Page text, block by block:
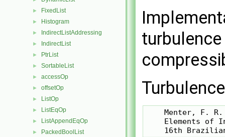
► FixedList
► Histogram
► IndirectListAddressing
► IndirectList
► PtrList
► SortableList
► accessOp
► offsetOp
► ListOp
► ListEqOp
► ListAppendEqOp
► PackedBoolList
Menter, F.
Elements of